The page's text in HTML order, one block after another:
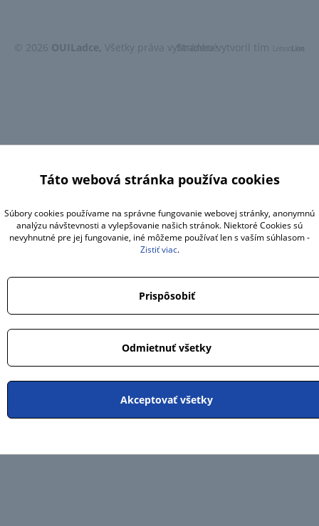
© 2026 OUILadce, Všetky práva vyhradené.Stránku vytvoril tím
Táto webová stránka používa cookies
Súbory cookies používame na správne fungovanie webovej stránky, anonymnú
analýzu návštevnosti a vylepšovanie našich stránok. Niektoré Cookies sú
nevyhnutné pre jej fungovanie, iné môžeme používať len s vaším súhlasom -
Zistiť viac.
Prispôsobiť
Odmietnuť všetky
Akceptovať všetky